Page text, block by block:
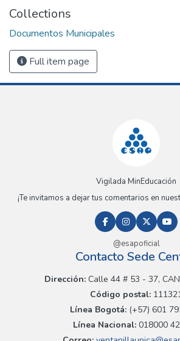
Collections
Documentos Municipales
Full item page
Vigilada MinEducación
¡Te invitamos a dejar tus comentarios en
@esapoficial
Contacto Sede
Dirección:Calle 44 # 53 - 37,
Código postal:
Línea Bogotá:(+57) 601
Línea Nacional: 018000